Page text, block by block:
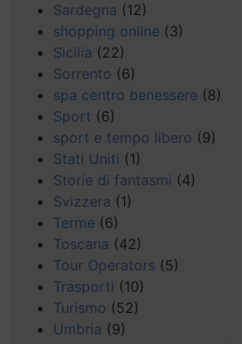
Sardegna (12)
shopping online (3)
Sicilia (22)
Sorrento (6)
spa centro benessere (8)
Sport (6)
sport e tempo libero (9)
Stati Uniti (1)
Storie di fantasmi (4)
Svizzera (1)
Terme (6)
Toscana (42)
Tour Operators (5)
Trasporti (10)
Turismo (52)
Umbria (9)